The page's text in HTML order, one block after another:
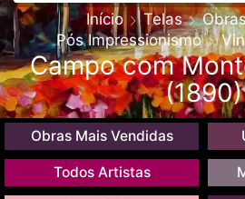
Início Telas
Pós Impressionismo
Campo com
(1890)
Obras Mais Vendidas
Todos Artistas